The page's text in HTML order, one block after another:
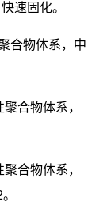
速固化。
合物体系，中
合物体系，
合物体系，